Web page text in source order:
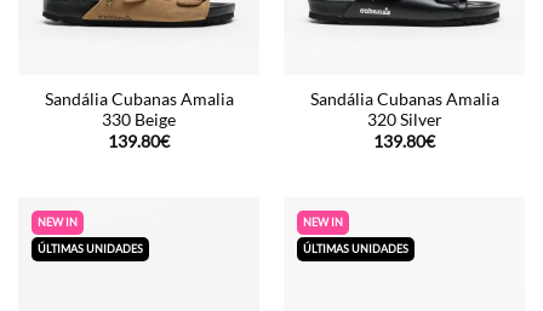
Sandália Cubanas Amalia
330 Beige
139.80€
Sandália Cubanas Amalia
320 Silver
139.80€
NEW IN
ÚLTIMAS UNIDADES
NEW IN
ÚLTIMAS UNIDADES